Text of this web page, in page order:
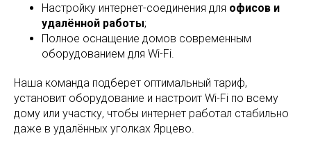
Настройку интернет-соединения для офисов и
удалённой работы;
Полное оснащение домов современным
оборудованием для Wi-Fi.
Наша команда подберет оптимальный тариф,
установит оборудование и настроит Wi-Fi по всему
дому или участку, чтобы интернет работал стабильно
даже в удалённых уголках Ярцево.